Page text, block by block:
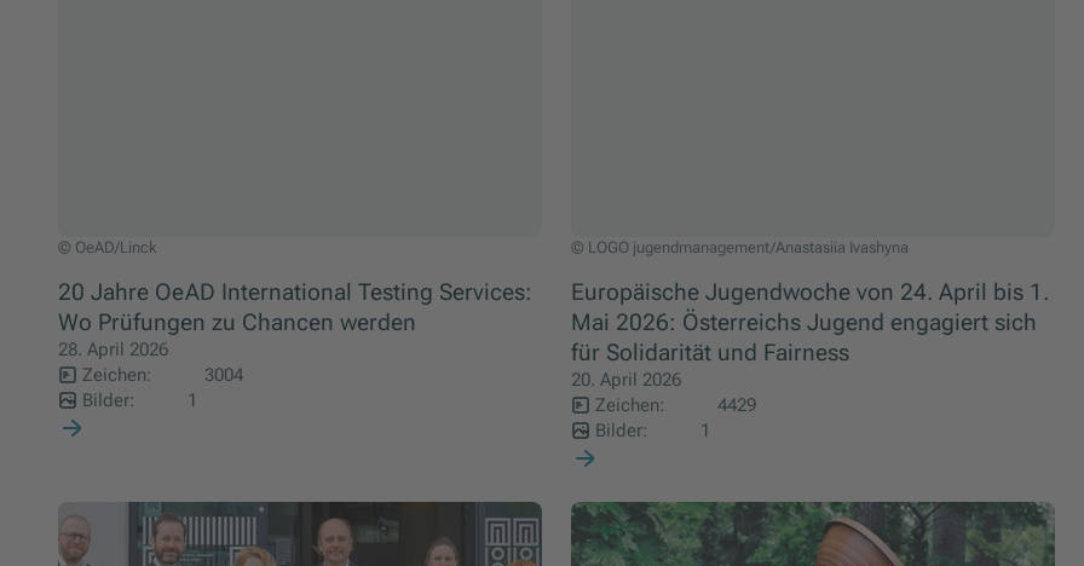
© OeAD/Linck
20 Jahre OeAD International Testing Services:
Wo Prüfungen zu Chancen werden
28. April 2026
Zeichen:
3004
Bilder:
1
© LOGO jugendmanagement/Anastasiia Ivashyna
Europäische Jugendwoche von 24. April bis 1.
Mai 2026: Österreichs Jugend engagiert sich
für Solidarität und Fairness
20. April 2026
Zeichen:
4429
Bilder:
1